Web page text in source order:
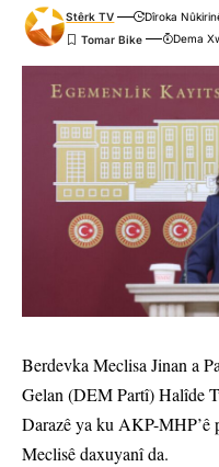
Stêrk TV
Dîroka
Dema
Berdevka Meclisa Jinan a
Gelan (DEM Partî) Halîde
Darazê ya ku AKP-MHP’ê
Meclisê daxuyanî da.